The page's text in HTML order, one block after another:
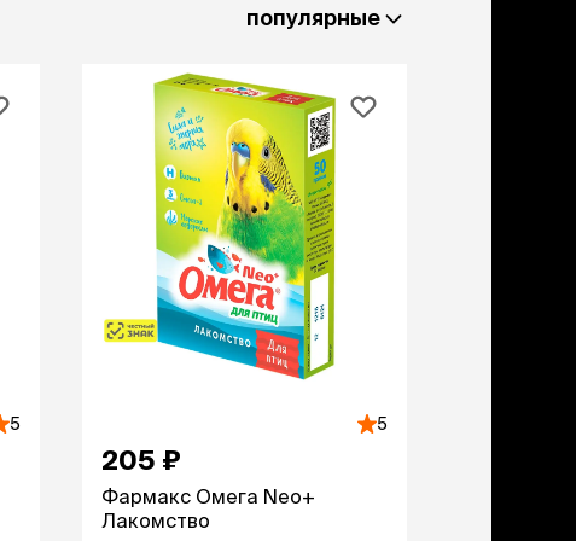
Для длинношерстных
Для короткошерстных
С хлоргексидином
Для белых кошек
Гипоаллергенный
Влажные салфетки
Уход за глазами
Уход за ушами
коррекция
поведения и
средства от запаха
Отпугиватели
популярные
5 5
205 ₽
Фармакс Омега Neo+
Лакомство